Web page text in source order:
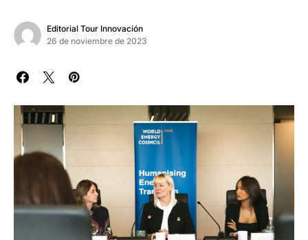
Editorial Tour Innovación
26 de noviembre de 2023